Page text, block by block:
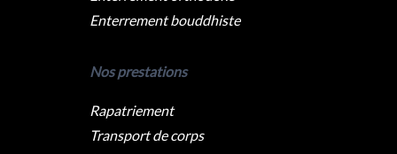
Enterrement bouddhiste
Nos prestations
Rapatriement
Transport de corps